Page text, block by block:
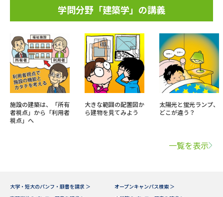
学問分野「建築学」の講義
施設の建築は、「所有
者視点」から「利用者
視点」へ
大きな範囲の配置図か
ら建物を見てみよう
太陽光と蛍光ランプ、
どこが違う？
一覧を表示
大学・短大のパンフ・願書を請求 ＞
オープンキャンパス検索 ＞